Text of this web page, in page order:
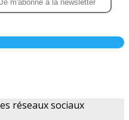
réseaux sociaux